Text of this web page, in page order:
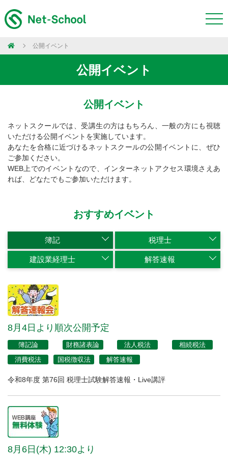
公開イベント
公開イベント
公開イベント
ネットスクールでは、受講生の方はもちろん、一般の方にも視聴
いただける公開イベントを実施しています。
あなたを合格に近づけるネットスクールの公開イベントに、ぜひ
ご参加ください。
WEB上でのイベントなので、インターネットアクセス環境さえあ
れば、どなたでもご参加いただけます。
おすすめイベント
簿記 税理士
建設業経理士 解答速報
8月4日より順次公開予定
簿記論 財務諸表論 法人税法
相続税法
消費税法
国税徴収法 解答速報
令和8年度 第76回 税理士試験解答速報・Live講評
8月6日(木) 12:30より